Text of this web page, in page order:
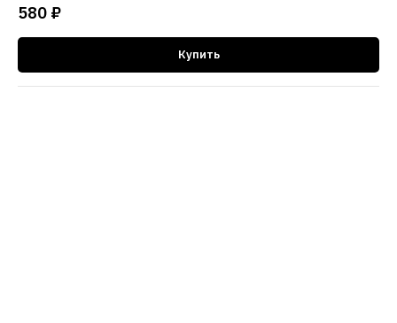
580 ₽
Купить